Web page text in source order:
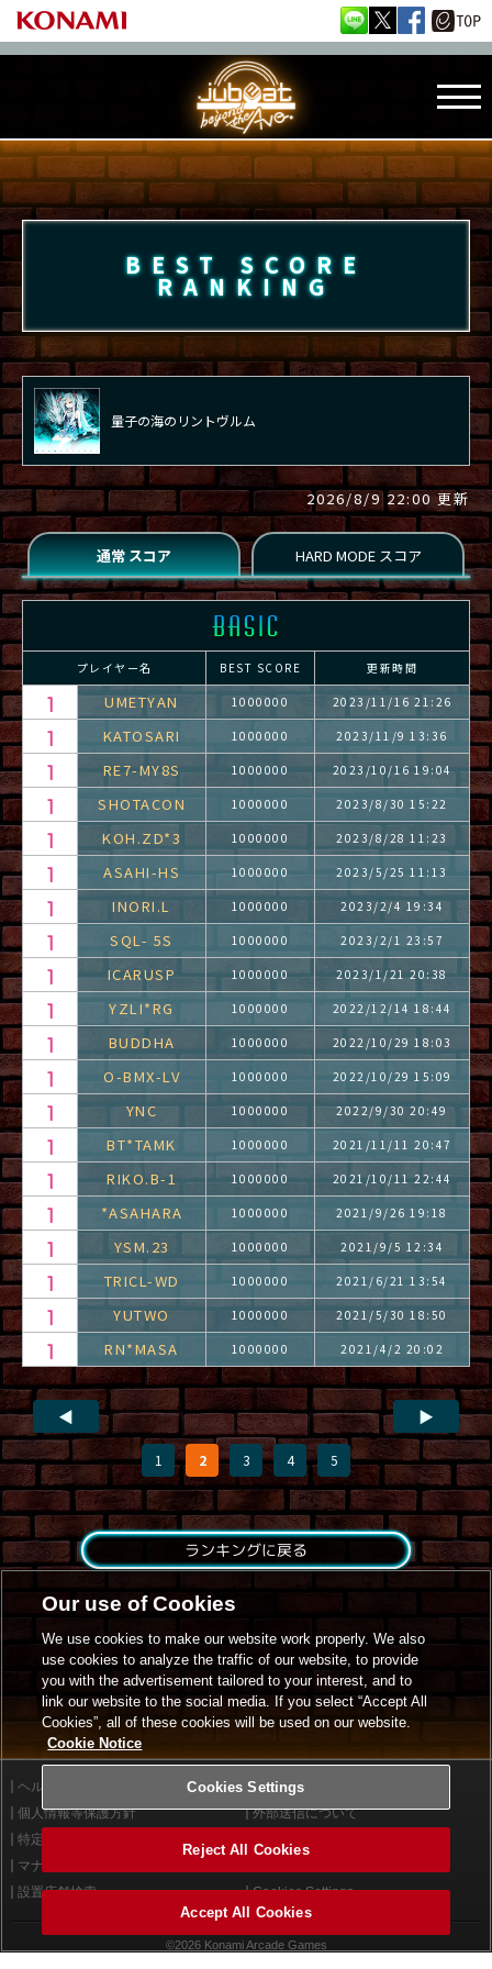
BEST SCORE
RANKING
量子の海のリントヴルム
2026/8/9 22:00 更新
プレイヤー名 BEST SCORE 更新時間
UMETYAN 1000000 2023/11/16 21:26
KATOSARI 1000000 2023/11/9 13:36
RE7-MY8S 1000000 2023/10/16 19:04
SHOTACON 1000000 2023/8/30 15:22
KOH.ZD*3 1000000 2023/8/28 11:23
ASAHI-HS 1000000 2023/5/25 11:13
INORI.L 1000000 2023/2/4 19:34
SQL- 5S 1000000 2023/2/1 23:57
ICARUSP 1000000 2023/1/21 20:38
YZLI*RG 1000000 2022/12/14 18:44
BUDDHA 1000000 2022/10/29 18:03
O-BMX-LV 1000000 2022/10/29 15:09
YNC 1000000 2022/9/30 20:49
BT*TAMK 1000000 2021/11/11 20:47
RIKO.B-1 1000000 2021/10/11 22:44
*ASAHARA 1000000 2021/9/26 19:18
YSM.23 1000000 2021/9/5 12:34
TRICL-WD 1000000 2021/6/21 13:54
YUTWO 1000000 2021/5/30 18:50
RN*MASA 1000000 2021/4/2 20:02
◀
1 2 3 4 5
▶
ランキングに戻る
ヘルプ
利用規約
個人情報等保護方針
外部送信について
特定商取引法に基づく表示
マナー＆ルール
設置店舗検索
Cookies Settings
©2026 Konami Arcade Games
Our use of Cookies
We use cookies to make our website work properly. We also
use cookies to analyze the traffic of our website, to provide
you with the advertisement tailored to your interest, and to
link our website to the social media. If you select “Accept All
Cookies”, all of these cookies will be used on our website.
Cookie Notice
Cookies Settings
Reject All Cookies
Accept All Cookies